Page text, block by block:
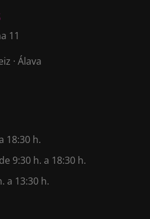
11
· Álava
18:30 h.
9:30 h. a 18:30 h.
a 13:30 h.